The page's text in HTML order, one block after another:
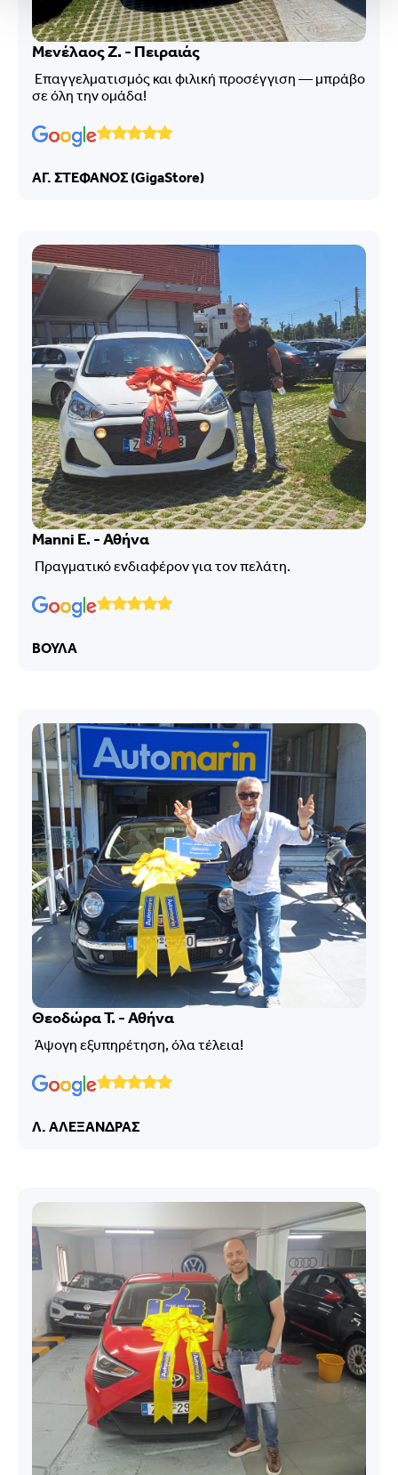
Μενέλαος Ζ. - Πειραιάς
Επαγγελματισμός και φιλική προσέγγιση — μπράβο
σε όλη την ομάδα!
ΑΓ. ΣΤΕΦΑΝΟΣ (GigaStore)
Manni E. - Αθήνα
Πραγματικό ενδιαφέρον για τον πελάτη.
ΒΟΥΛΑ
Θεοδώρα Τ. - Αθήνα
Άψογη εξυπηρέτηση, όλα τέλεια!
Λ. ΑΛΕΞΑΝΔΡΑΣ